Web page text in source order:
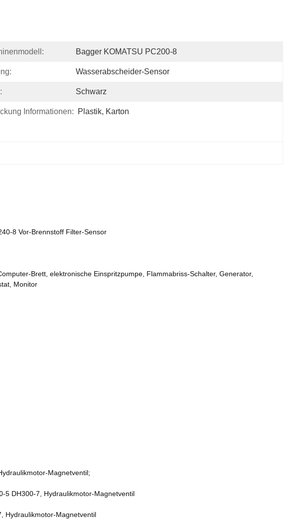
Bagger KOMATSU PC200-8
Wasserabscheider-Sensor
Schwarz
Informationen: Plastik, Karton
8 Vor-Brennstoff Filter-Sensor
Brett, elektronische Einspritzpumpe, Flammabriss-Schalter, Generator,
Monitor
Magnetventil;
5 DH300-7, Hydraulikmotor-Magnetventil
Hydraulikmotor-Magnetventil